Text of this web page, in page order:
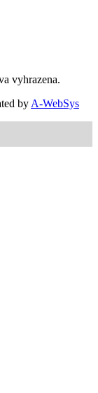
vyhrazena.
by A-WebSys